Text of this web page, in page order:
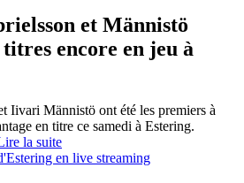
et Männistö
encore en jeu à
Iivari Männistö ont été les premiers à
en titre ce samedi à Estering.
la suite